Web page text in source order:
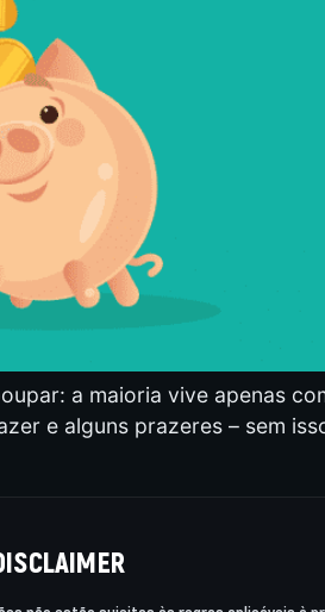
a maioria vive apenas
e alguns prazeres – sem